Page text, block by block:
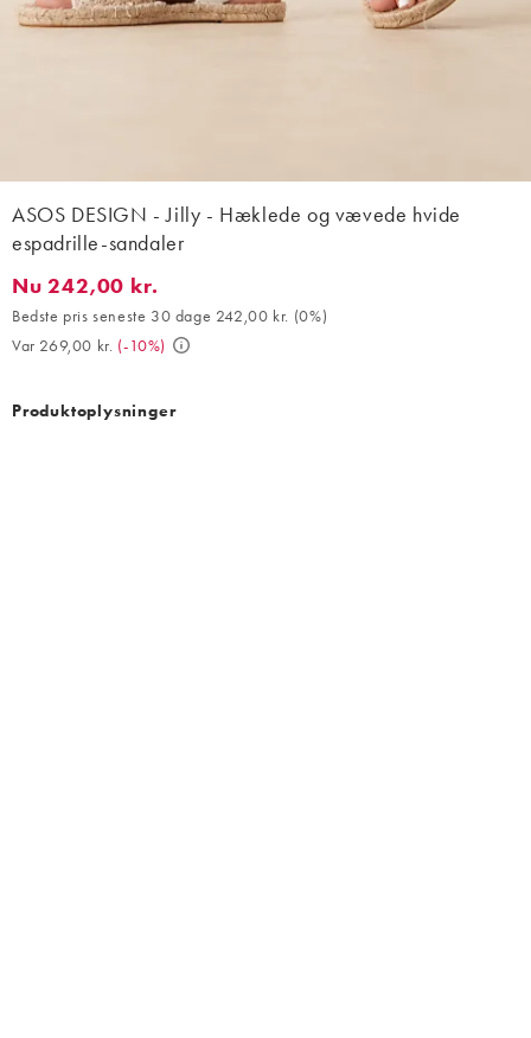
ASOS DESIGN - Jilly - Hæklede og vævede hvide
espadrille-sandaler
Nu 242,00 kr.. Bedste pris seneste 30 dage 242,00 kr. (0%).
Nu 242,00 kr.
Bedste pris seneste 30 dage 242,00 kr. (0%)
Var 269,00 kr. (-10%)
Produktoplysninger